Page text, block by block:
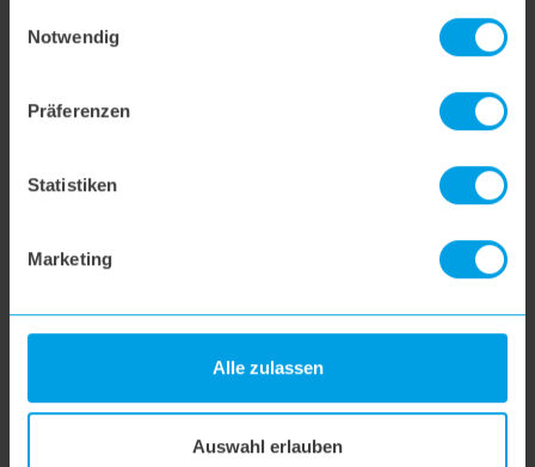
Notwendig
Präferenzen
Statistiken
Marketing
Alle zulassen
Auswahl erlauben